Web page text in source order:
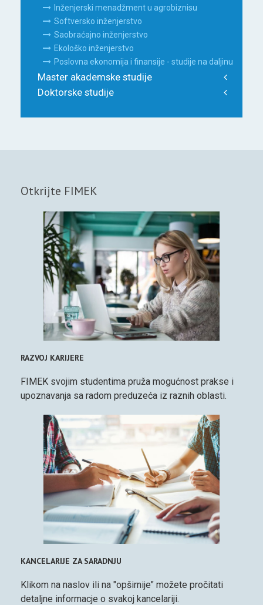
Inženjerski menadžment u agrobiznisu
Softversko inženjerstvo
Saobraćajno inženjerstvo
Ekološko inženjerstvo
Poslovna ekonomija i finansije - studije na daljinu
Master akademske studije
Doktorske studije
Otkrijte FIMEK
RAZVOJ KARIJERE
FIMEK svojim studentima pruža mogućnost prakse i
upoznavanja sa radom preduzeća iz raznih oblasti.
KANCELARIJE ZA SARADNJU
Klikom na naslov ili na "opširnije" možete pročitati
detaljne informacje o svakoj kancelariji.